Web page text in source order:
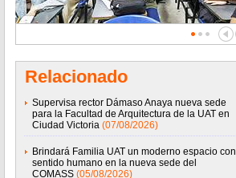
Relacionado
Supervisa rector Dámaso Anaya nueva sede
para la Facultad de Arquitectura de la UAT en
Ciudad Victoria (07/08/2026)
Brindará Familia UAT un moderno espacio con
sentido humano en la nueva sede del
COMASS (05/08/2026)